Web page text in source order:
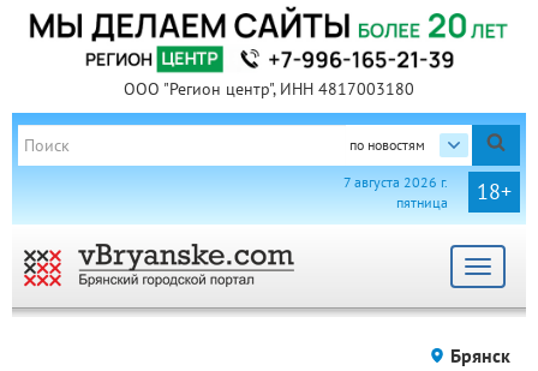
ООО "Регион центр", ИНН 4817003180
по новостям
18+
7 августа 2026 г.
пятница
Toggle
Брянск